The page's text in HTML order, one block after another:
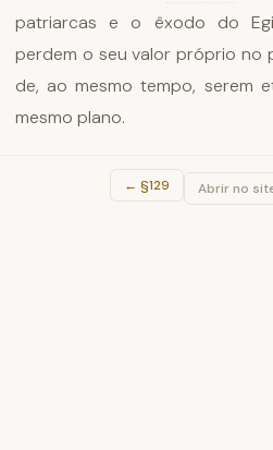
patriarcas e o êxodo do
perdem o seu valor próprio no
de, ao mesmo tempo, serem
mesmo plano.
← §129 Abrir no